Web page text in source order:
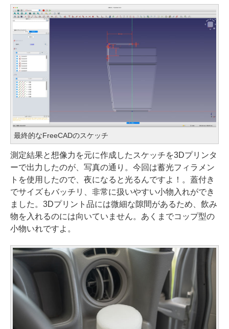
最終的なFreeCADのスケッチ
測定結果と想像力を元に作成したスケッチを3Dプリンタ
ーで出力したのが、写真の通り。今回は蓄光フィラメン
トを使用したので、夜になると光るんですよ！。蓋付き
でサイズもバッチリ、非常に扱いやすい小物入れができ
ました。3Dプリント品には微細な隙間があるため、飲み
物を入れるのには向いていません。あくまでコップ型の
小物いれですよ。